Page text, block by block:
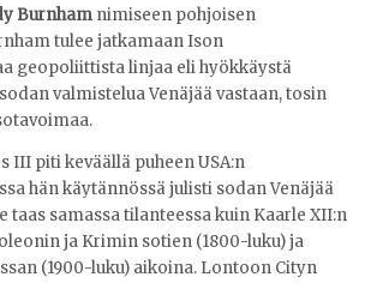
Burnham nimiseen pohjoisen
tulee jatkamaan Ison
geopoliittista linjaa eli hyökkäystä
valmistelua Venäjää vastaan, tosin
III piti keväällä puheen USA:n
hän käytännössä julisti sodan Venäjää
taas samassa tilanteessa kuin Kaarle XII:n
ja Krimin sotien (1800-luku) ja
(1900-luku) aikoina. Lontoon Cityn